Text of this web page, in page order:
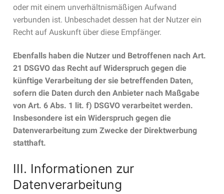
oder mit einem unverhältnismäßigen Aufwand
verbunden ist. Unbeschadet dessen hat der Nutzer ein
Recht auf Auskunft über diese Empfänger.
Ebenfalls haben die Nutzer und Betroffenen nach Art.
21 DSGVO das Recht auf Widerspruch gegen die
künftige Verarbeitung der sie betreffenden Daten,
sofern die Daten durch den Anbieter nach Maßgabe
von Art. 6 Abs. 1 lit. f) DSGVO verarbeitet werden.
Insbesondere ist ein Widerspruch gegen die
Datenverarbeitung zum Zwecke der Direktwerbung
statthaft.
III. Informationen zur
Datenverarbeitung